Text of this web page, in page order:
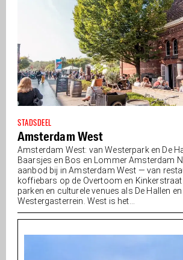
STADSDEEL
Amsterdam West
Amsterdam West: van Westerpark en De
Baarsjes en Bos en Lommer Amsterdam
aanbod bij in Amsterdam West — van
koffiebars op de Overtoom en Kinkerstraat
parken en culturele venues als De Hallen en
Westergasterrein. West is het...